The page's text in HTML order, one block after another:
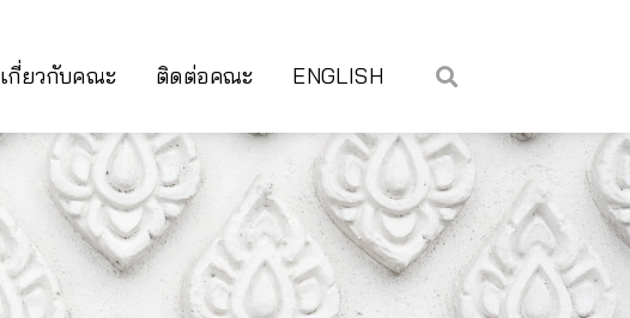
เกี่ยวกับคณะ ติดต่อคณะ ENGLISH